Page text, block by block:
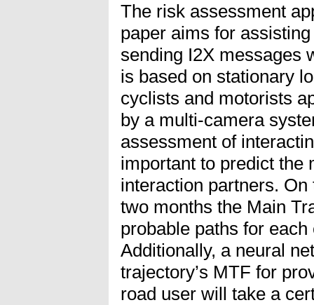
The risk assessment
paper aims for
sending I2X messages
is based on stationary
cyclists and motorists
by a multi-camera
assessment of
important to predict the
interaction partners.
two months the Main
probable paths for
Additionally, a neural
trajectory’s MTF for
road user will take a